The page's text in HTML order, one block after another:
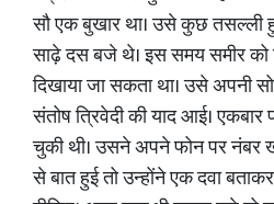
सौ एक बुखार था। उसे कुछ तसल्ली
साढ़े दस बजे थे। इस समय समीर को
दिखाया जा सकता था। उसे अपनी
संतोष त्रिवेदी की याद आई।
चुकी थी। उसने अपने फोन पर नंबर
से बात हुई तो उन्होंने एक दवा